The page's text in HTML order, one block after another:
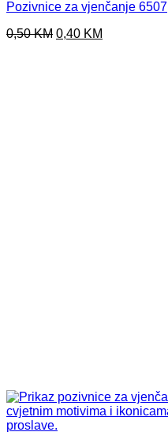
Pozivnice za vjenčanje 6507
0,50KM Original
0,40 KM